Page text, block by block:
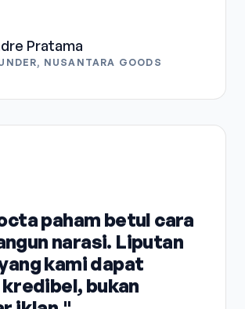
Pratama
NUSANTARA GOODS
paham betul cara
narasi. Liputan
kami dapat
bukan